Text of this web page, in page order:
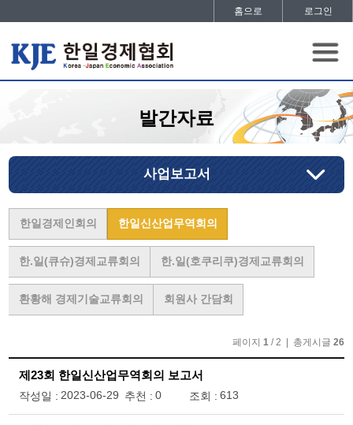
홈으로 로그인
발간자료
사업보고서
한일경제인회의 한일신산업무역회의
한.일(큐슈)경제교류회의 한.일(호쿠리쿠)경제교류회의
환황해 경제기술교류회의 회원사 간담회
페이지 1 / 2 | 총게시글 26
제23회 한일신산업무역회의 보고서
작성일 : 2023-06-29 추천 : 0 조회 : 613